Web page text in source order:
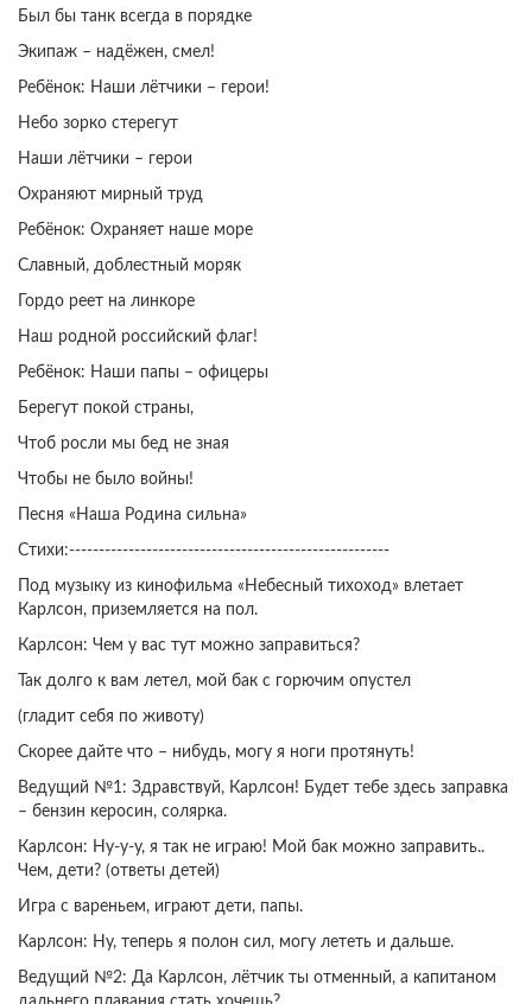
Был бы танк всегда в порядке
Экипаж – надёжен, смел!
Ребёнок: Наши лётчики – герои!
Небо зорко стерегут
Наши лётчики – герои
Охраняют мирный труд
Ребёнок: Охраняет наше море
Славный, доблестный моряк
Гордо реет на линкоре
Наш родной российский флаг!
Ребёнок: Наши папы – офицеры
Берегут покой страны,
Чтоб росли мы бед не зная
Чтобы не было войны!
Песня «Наша Родина сильна»
Стихи:------------------------------------------------------
Под музыку из кинофильма «Небесный тихоход» влетает
Карлсон, приземляется на пол.
Карлсон: Чем у вас тут можно заправиться?
Так долго к вам летел, мой бак с горючим опустел
(гладит себя по животу)
Скорее дайте что – нибудь, могу я ноги протянуть!
Ведущий №1: Здравствуй, Карлсон! Будет тебе здесь заправка
– бензин керосин, солярка.
Карлсон: Ну-у-у, я так не играю! Мой бак можно заправить..
Чем, дети? (ответы детей)
Игра с вареньем, играют дети, папы.
Карлсон: Ну, теперь я полон сил, могу лететь и дальше.
Ведущий №2: Да Карлсон, лётчик ты отменный, а капитаном